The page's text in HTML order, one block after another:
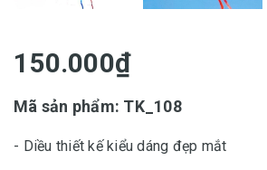
150.000₫
Mã sản phẩm: TK_108
- Diều thiết kế kiểu dáng đẹp mắt